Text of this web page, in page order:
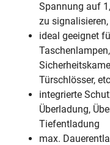
Spannung auf
zu
ideal geeignet
Türschlösser,
integrierte
Überladung,
Tiefentladung
max.